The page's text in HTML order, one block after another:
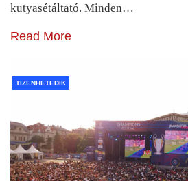
kutyasétáltató. Minden…
Read More
TIZENHETEDIK